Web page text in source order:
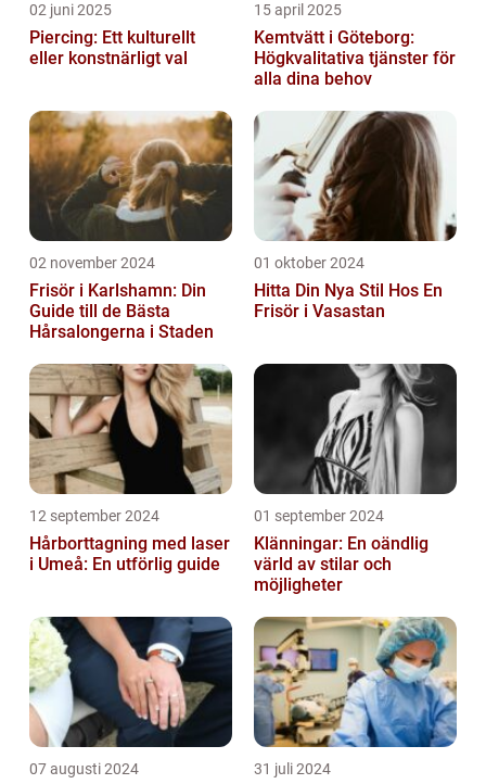
02 juni 2025
Piercing: Ett kulturellt
eller konstnärligt val
15 april 2025
Kemtvätt i Göteborg:
Högkvalitativa tjänster för
alla dina behov
02 november 2024
Frisör i Karlshamn: Din
Guide till de Bästa
Hårsalongerna i Staden
01 oktober 2024
Hitta Din Nya Stil Hos En
Frisör i Vasastan
12 september 2024
Hårborttagning med laser
i Umeå: En utförlig guide
01 september 2024
Klänningar: En oändlig
värld av stilar och
möjligheter
07 augusti 2024 31 juli 2024